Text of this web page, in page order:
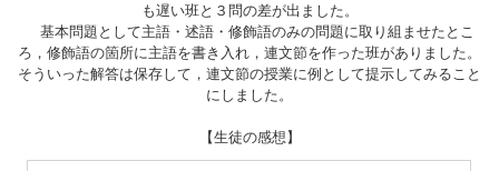
も遅い班と３問の差が出ました。
基本問題として主語・述語・修飾語のみの問題に取り組ませたとこ
ろ，修飾語の箇所に主語を書き入れ，連文節を作った班がありました。
そういった解答は保存して，連文節の授業に例として提示してみること
にしました。
【生徒の感想】